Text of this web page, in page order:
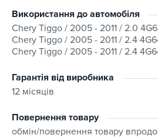
Використання до автомобіля
Chery Tiggo / 2005 - 2011 / 2.0
Chery Tiggo / 2005 - 2011 / 2.4
Chery Tiggo / 2005 - 2011 / 2.4
Гарантія від виробника
12 місяців
Повернення товару
обмін/повернення товару